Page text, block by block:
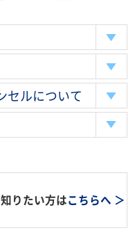
セルについて
りたい方はこちらへ ＞